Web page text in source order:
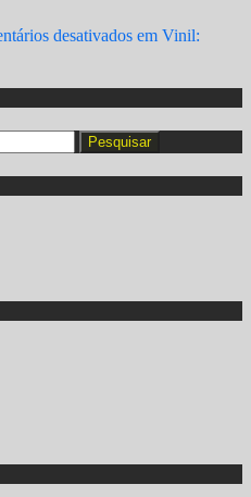
desativados em Vinil: